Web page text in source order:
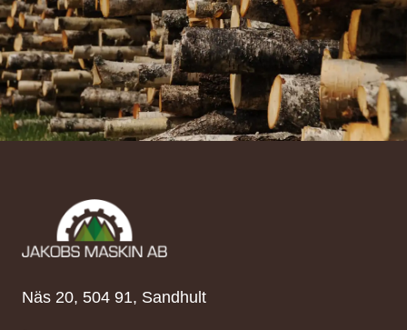
Näs 20, 504 91, Sandhult